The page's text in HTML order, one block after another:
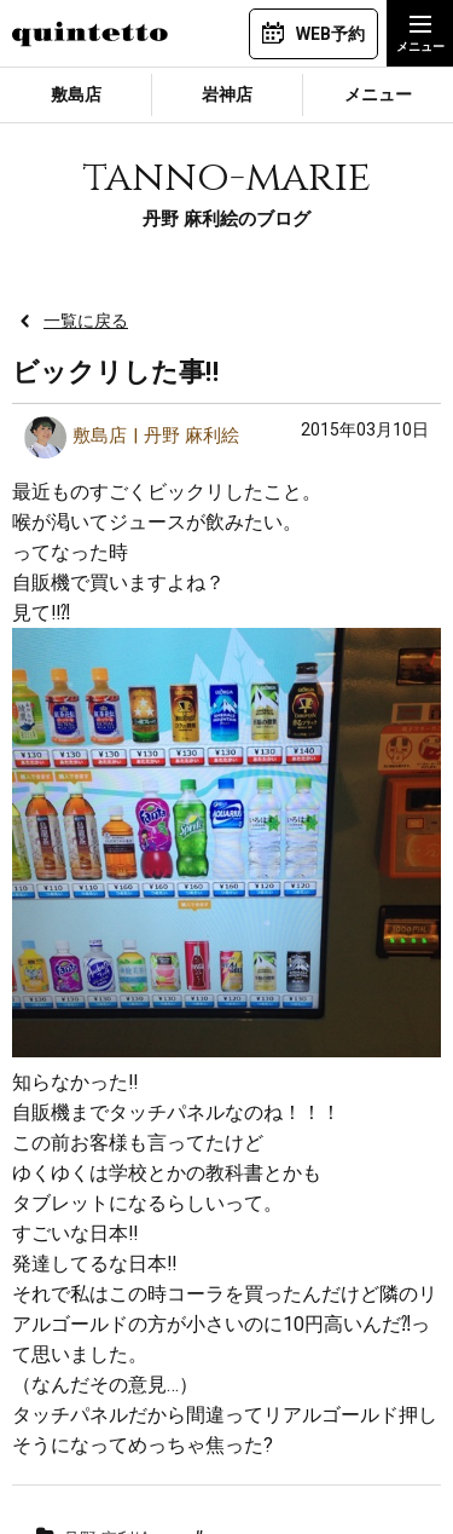
WEB予約
敷島店 岩神店 メニュー
tanno-marie
丹野 麻利絵のブログ
一覧に戻る
ビックリした事‼︎
敷島店 丹野 麻利絵 2015年03月10日
最近ものすごくビックリしたこと。
喉が渇いてジュースが飲みたい。
ってなった時
自販機で買いますよね？
見て‼︎⁈
知らなかった‼︎
自販機までタッチパネルなのね！！！
この前お客様も言ってたけど
ゆくゆくは学校とかの教科書とかも
タブレットになるらしいって。
すごいな日本‼︎
発達してるな日本‼︎
それで私はこの時コーラを買ったんだけど隣のリ
アルゴールドの方が小さいのに10円高いんだ⁈っ
て思いました。
（なんだその意見…）
タッチパネルだから間違ってリアルゴールド押し
そうになってめっちゃ焦った?